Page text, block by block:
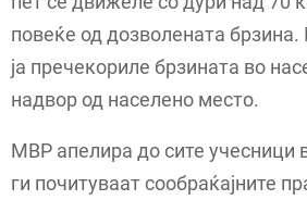
повеќе од дозволената
ја пречекориле брзината во
надвор од населено место.
МВР апелира до сите учесници
ги почитуваат сообраќајните